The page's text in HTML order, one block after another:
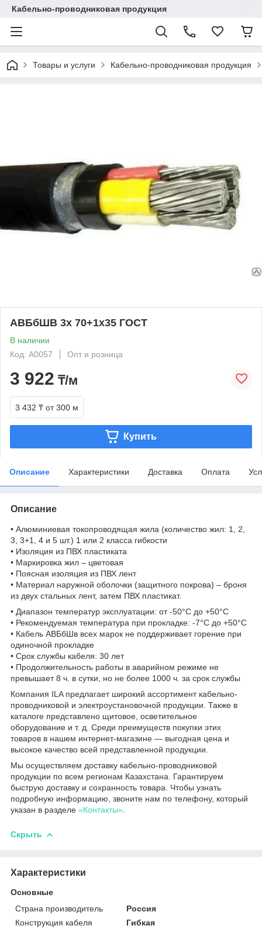
Кабельно-проводниковая продукция
Товары и услуги Кабельно-проводниковая продукция
АВБбШВ 3х 70+1х35 ГОСТ
В наличии
Код: А0057
Опт и розница
3 922 ₸/м
3 432 ₸ от 300 м
Купить
Описание Характеристики Доставка Оплата
Описание
• Алюминиевая токопроводящая жила (количество жил: 1, 2,
3, 3+1, 4 и 5 шт.) 1 или 2 класса гибкости
• Изоляция из ПВХ пластиката
• Маркировка жил – цветовая
• Поясная изоляция из ПВХ лент
• Материал наружной оболочки (защитного покрова) – броня
из двух стальных лент, затем ПВХ пластикат.
• Диапазон температур эксплуатации: от -50°С до +50°С
• Рекомендуемая температура при прокладке: -7°С до +50°С
• Кабель АВБбШв всех марок не поддерживает горение при
одиночной прокладке
• Срок службы кабеля: 30 лет
• Продолжительность работы в аварийном режиме не
превышает 8 ч. в сутки, но не более 1000 ч. за срок службы
Компания ILA предлагает широкий ассортимент кабельно-
проводниковой и электроустановочной продукции. Также в
каталоге представлено щитовое, осветительное
оборудование и т. д. Среди преимуществ покупки этих
товаров в нашем интернет-магазине — выгодная цена и
высокое качество всей представленной продукции.
Мы осуществляем доставку кабельно-проводниковой
продукции по всем регионам Казахстана. Гарантируем
быструю доставку и сохранность товара. Чтобы узнать
подробную информацию, звоните нам по телефону, который
указан в разделе «Контакты»
Скрыть
Характеристики
Основные
Страна производитель
Россия
Конструкция кабеля
Гибкая